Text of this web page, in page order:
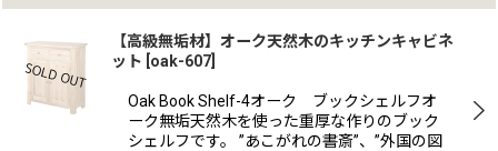
【高級無垢材】オーク天然木のキッチンキャビネ
ット oak-607
Oak Book Shelf-4オーク ブックシェルフオ
ーク無垢天然木を使った重厚な作りのブック
シェルフです。 ”あこがれの書斎”、”外国の図